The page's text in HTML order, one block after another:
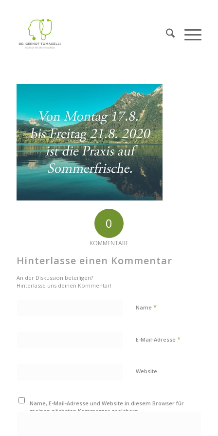
0
KOMMENTARE
Hinterlasse einen Kommentar
An der Diskussion beteiligen?
Hinterlasse uns deinen Kommentar!
Name *
E-Mail-Adresse *
Website
Name, E-Mail-Adresse und Website in diesem Browser für
meinen nächsten Kommentar speichern.